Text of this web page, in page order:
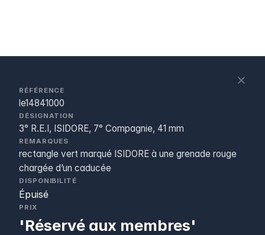
RÉFÉRENCE
le14841000
DÉSIGNATION
3° R.E.I, ISIDORE, 7° Compagnie, 41 mm
REMARQUES
rectangle vert marqué ISIDORE à une grenade rouge
chargée d’un caducée
DISPONIBILITÉ
Épuisé
PRIX
'Réservé aux membres'